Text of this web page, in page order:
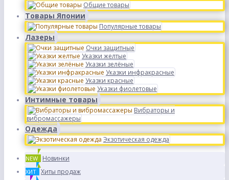
Общие товары
Товары Японии
Популярные товары
Лазеры
Очки защитные
Указки желтые
Указки зелёные
Указки инфракрасные
Указки красные
Указки фиолетовые
Интимные товары
Вибраторы и
вибромассажеры
Одежда
Экзотическая одежда
NEW Новинки
ХИТ Хиты продаж